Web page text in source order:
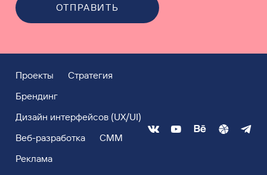
ОТПРАВИТЬ
Проекты
Стратегия
Брендинг
Дизайн интерфейсов (UX/UI)
Веб-разработка
СММ
Реклама